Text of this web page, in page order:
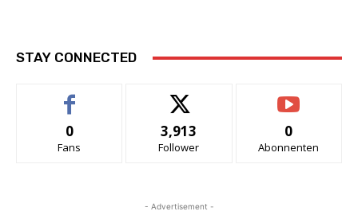
STAY CONNECTED
0
Fans
3,913
Follower
0
Abonnenten
- Advertisement -